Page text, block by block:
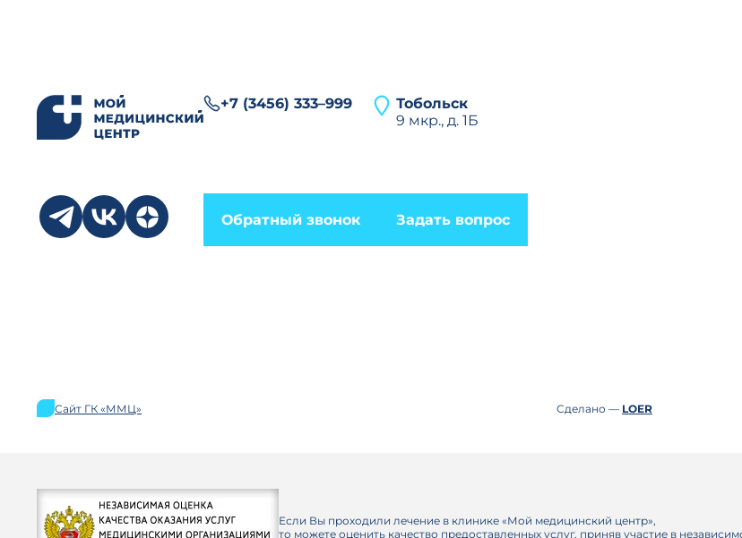
+7 (3456) 333–999
Обратный звонок
Тобольск
9 мкр., д. 1Б
Задать вопрос
Сайт ГК «ММЦ» Сделано — LOER
Если Вы проходили лечение в клинике «Мой медицинский центр»,
то можете оценить качество предоставленных услуг, приняв участие в